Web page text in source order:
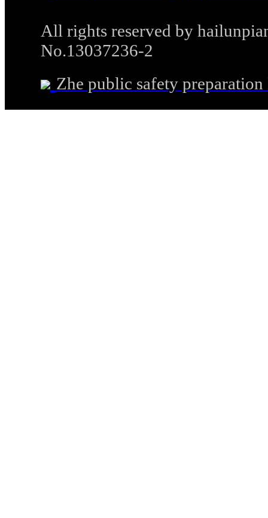
All rights reserved by
No.13037236-2
Zhe public safety